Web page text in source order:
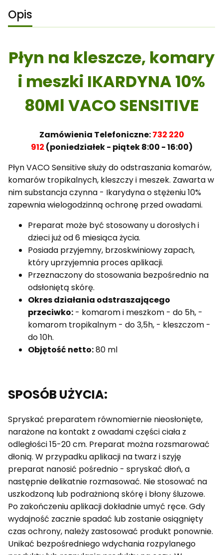
Opis
Płyn na kleszcze, komary
i meszki IKARDYNA 10%
80Ml VACO SENSITIVE
Zamówienia Telefoniczne:732 220
912 (poniedziałek - piątek 8:00 - 16:00)
Płyn VACO Sensitive służy do odstraszania komarów,
komarów tropikalnych, kleszczy i meszek. Zawarta w
nim substancja czynna - Ikarydyna o stężeniu 10%
zapewnia wielogodzinną ochronę przed owadami.
Preparat może być stosowany u dorosłych i
dzieci już od 6 miesiąca życia.
Posiada przyjemny, brzoskwiniowy zapach,
który uprzyjemnia proces aplikacji.
Przeznaczony do stosowania bezpośrednio na
odsłoniętą skórę.
Okres działania odstraszającego
przeciwko: - komarom i meszkom - do 5h, -
komarom tropikalnym - do 3,5h, - kleszczom -
do 10h.
Objętość netto:80 ml
SPOSÓB UŻYCIA:
Spryskać preparatem równomiernie nieosłonięte,
narażone na kontakt z owadami części ciała z
odległości 15-20 cm. Preparat można rozsmarować
dłonią. W przypadku aplikacji na twarz i szyję
preparat nanosić pośrednio - spryskać dłoń, a
następnie delikatnie rozmasować. Nie stosować na
uszkodzoną lub podrażnioną skórę i błony śluzowe.
Po zakończeniu aplikacji dokładnie umyć ręce. Gdy
wydajność zacznie spadać lub zostanie osiągnięty
czas ochrony, należy zastosować produkt ponownie.
Unikać bezpośredniego wdychania rozpylanego